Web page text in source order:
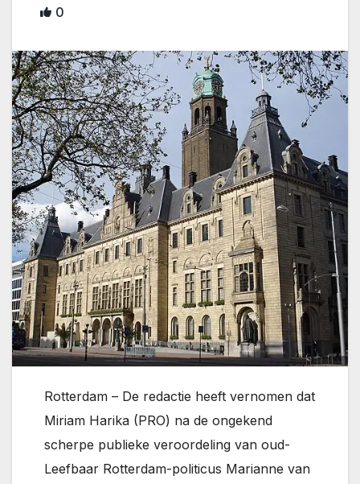
0
Rotterdam – De redactie heeft vernomen dat
Miriam Harika (PRO) na de ongekend
scherpe publieke veroordeling van oud-
Leefbaar Rotterdam-politicus Marianne van